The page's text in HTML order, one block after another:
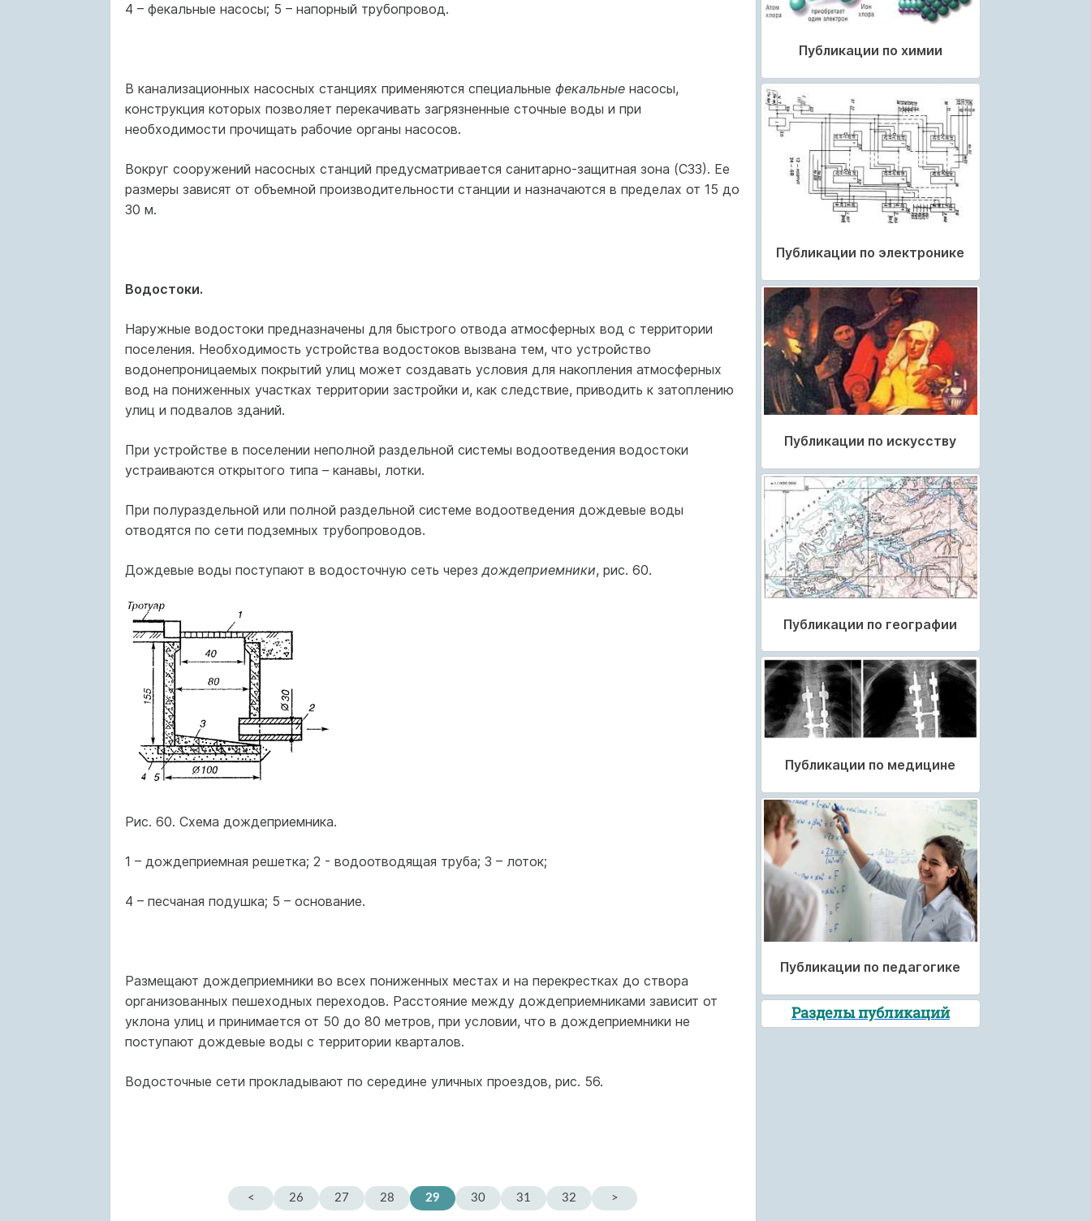
4 – фекальные насосы; 5 – напорный трубопровод.
В канализационных насосных станциях применяются специальные фекальныенасосы,
конструкция которых позволяет перекачивать загрязненные сточные воды и при
необходимости прочищать рабочие органы насосов.
Вокруг сооружений насосных станций предусматривается санитарно-защитная зона (СЗЗ). Ее
размеры зависят от объемной производительности станции и назначаются в пределах от 15 до
30 м.
Водостоки.
Наружные водостоки предназначены для быстрого отвода атмосферных вод с территории
поселения. Необходимость устройства водостоков вызвана тем, что устройство
водонепроницаемых покрытий улиц может создавать условия для накопления атмосферных
вод на пониженных участках территории застройки и, как следствие, приводить к затоплению
улиц и подвалов зданий.
При устройстве в поселении неполной раздельной системы водоотведения водостоки
устраиваются открытого типа – канавы, лотки.
При полураздельной или полной раздельной системе водоотведения дождевые воды
отводятся по сети подземных трубопроводов.
Дождевые воды поступают в водосточную сеть черездождеприемники, рис. 60.
Рис. 60. Схема дождеприемника.
1 – дождеприемная решетка; 2 - водоотводящая труба; 3 – лоток;
4 – песчаная подушка; 5 – основание.
Размещают дождеприемники во всех пониженных местах и на перекрестках до створа
организованных пешеходных переходов. Расстояние между дождеприемниками зависит от
уклона улиц и принимается от 50 до 80 метров, при условии, что в дождеприемники не
поступают дождевые воды с территории кварталов.
Водосточные сети прокладывают по середине уличных проездов, рис. 56.
< 26 27 28 29 30 31 32 >
Публикации по химии
Публикации по электронике
Публикации по искусству
Публикации по географии
Публикации по медицине
Публикации по педагогике
Разделы публикаций